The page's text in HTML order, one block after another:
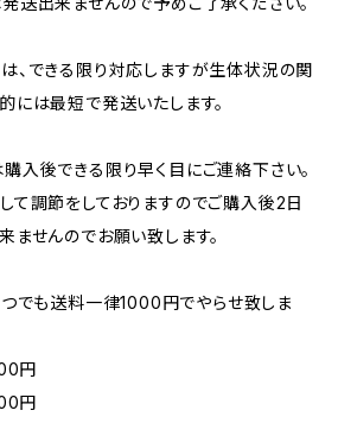
、できる限り対応しますが生体状況の関
には最短で発送いたします。
入後できる限り早く目にご連絡下さい。
て調節をしておりますのでご購入後2日
せんのでお願い致します。
つでも送料一律1000円でやらせ致しま
円
円